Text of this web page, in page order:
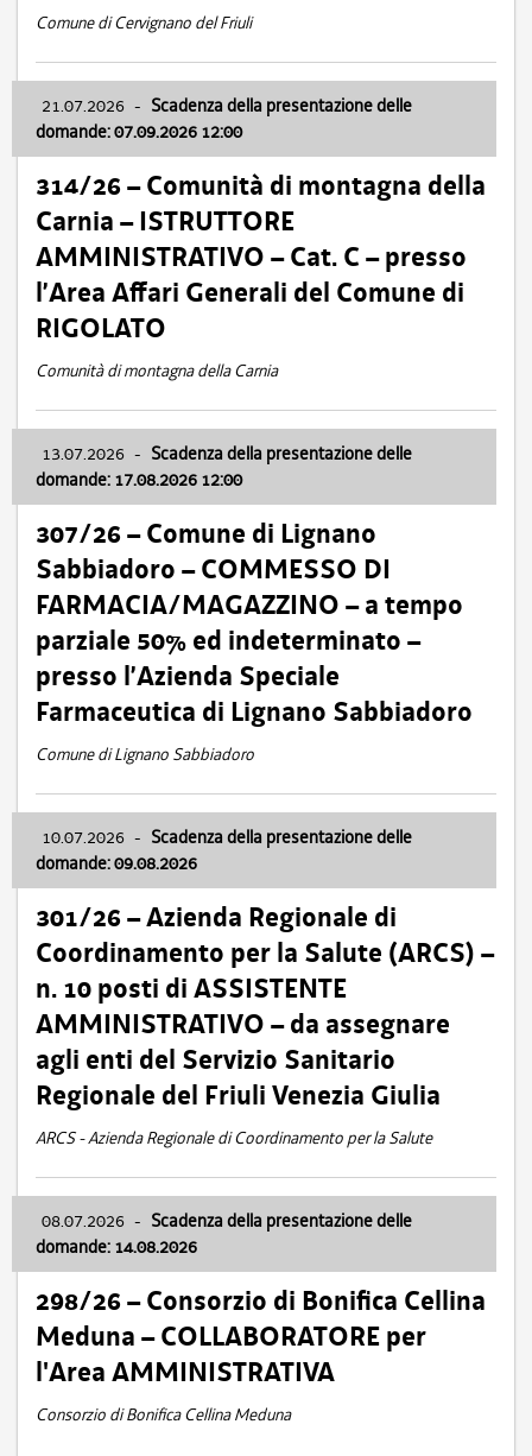
Comune di Cervignano del Friuli
21.07.2026 - Scadenza della presentazione delle
domande: 07.09.2026 12:00
314/26 – Comunità di montagna della
Carnia – ISTRUTTORE
AMMINISTRATIVO – Cat. C – presso
l’Area Affari Generali del Comune di
RIGOLATO
Comunità di montagna della Carnia
13.07.2026 - Scadenza della presentazione delle
domande: 17.08.2026 12:00
307/26 – Comune di Lignano
Sabbiadoro – COMMESSO DI
FARMACIA/MAGAZZINO – a tempo
parziale 50% ed indeterminato –
presso l’Azienda Speciale
Farmaceutica di Lignano Sabbiadoro
Comune di Lignano Sabbiadoro
10.07.2026 - Scadenza della presentazione delle
domande: 09.08.2026
301/26 – Azienda Regionale di
Coordinamento per la Salute (ARCS) –
n. 10 posti di ASSISTENTE
AMMINISTRATIVO – da assegnare
agli enti del Servizio Sanitario
Regionale del Friuli Venezia Giulia
ARCS - Azienda Regionale di Coordinamento per la Salute
08.07.2026 - Scadenza della presentazione delle
domande: 14.08.2026
298/26 – Consorzio di Bonifica Cellina
Meduna – COLLABORATORE per
l'Area AMMINISTRATIVA
Consorzio di Bonifica Cellina Meduna